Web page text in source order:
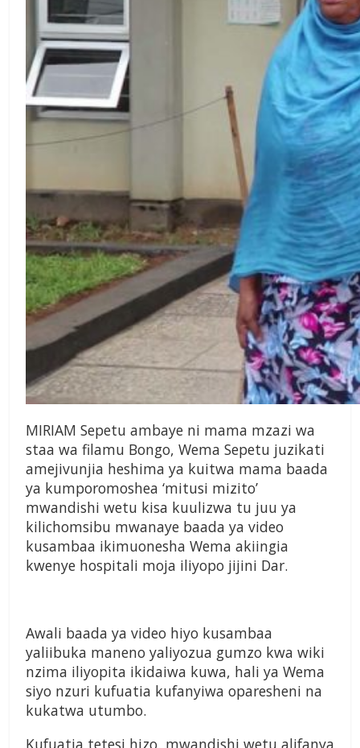
MIRIAM Sepetu ambaye ni mama mzazi wa
staa wa filamu Bongo, Wema Sepetu juzikati
amejivunjia heshima ya kuitwa mama baada
ya kumporomoshea ‘mitusi mizito’
mwandishi wetu kisa kuulizwa tu juu ya
kilichomsibu mwanaye baada ya video
kusambaa ikimuonesha Wema akiingia
kwenye hospitali moja iliyopo jijini Dar.
Awali baada ya video hiyo kusambaa
yaliibuka maneno yaliyozua gumzo kwa wiki
nzima iliyopita ikidaiwa kuwa, hali ya Wema
siyo nzuri kufuatia kufanyiwa oparesheni na
kukatwa utumbo.
Kufuatia tetesi hizo, mwandishi wetu alifanya